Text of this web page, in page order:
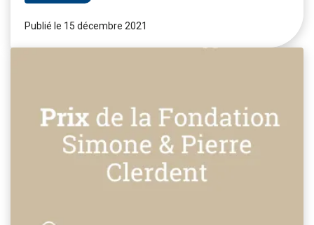
Publié le 15 décembre 2021